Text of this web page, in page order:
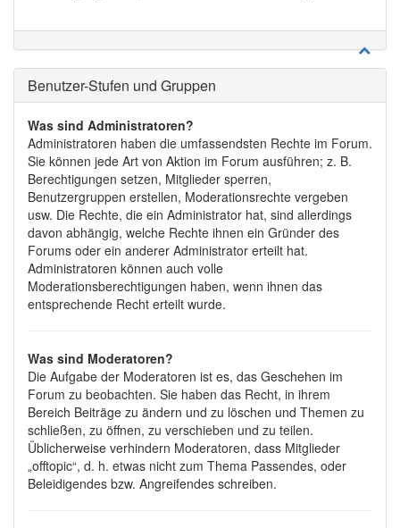
Benutzer-Stufen und Gruppen
Was sind Administratoren?
Administratoren haben die umfassendsten Rechte im Forum.
Sie können jede Art von Aktion im Forum ausführen; z. B.
Berechtigungen setzen, Mitglieder sperren,
Benutzergruppen erstellen, Moderationsrechte vergeben
usw. Die Rechte, die ein Administrator hat, sind allerdings
davon abhängig, welche Rechte ihnen ein Gründer des
Forums oder ein anderer Administrator erteilt hat.
Administratoren können auch volle
Moderationsberechtigungen haben, wenn ihnen das
entsprechende Recht erteilt wurde.
Was sind Moderatoren?
Die Aufgabe der Moderatoren ist es, das Geschehen im
Forum zu beobachten. Sie haben das Recht, in ihrem
Bereich Beiträge zu ändern und zu löschen und Themen zu
schließen, zu öffnen, zu verschieben und zu teilen.
Üblicherweise verhindern Moderatoren, dass Mitglieder
„offtopic“, d. h. etwas nicht zum Thema Passendes, oder
Beleidigendes bzw. Angreifendes schreiben.